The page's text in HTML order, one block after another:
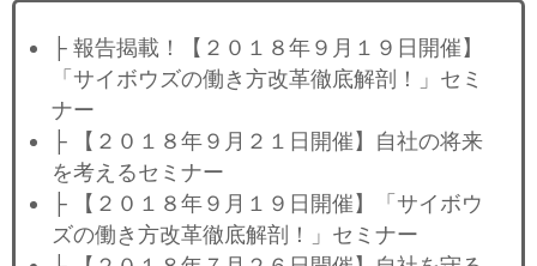
├ 報告揭載！【２０１８年９月１９日開催】
「サイボウズの働き方改革徹底解剖！」セミ
ナー
├ 【２０１８年９月２１日開催】自社の将来
を考えるセミナー
├ 【２０１８年９月１９日開催】「サイボウ
ズの働き方改革徹底解剖！」セミナー